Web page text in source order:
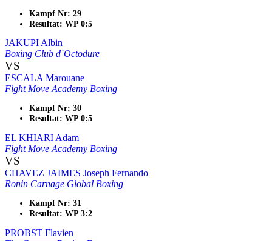
Kampf Nr: 29
Resultat: WP 0:5
JAKUPI Albin
Boxing Club d´Octodure
VS
ESCALA Marouane
Fight Move Academy Boxing
Kampf Nr: 30
Resultat: WP 0:5
EL KHIARI Adam
Fight Move Academy Boxing
VS
CHAVEZ JAIMES Joseph Fernando
Ronin Carnage Global Boxing
Kampf Nr: 31
Resultat: WP 3:2
PROBST Flavien